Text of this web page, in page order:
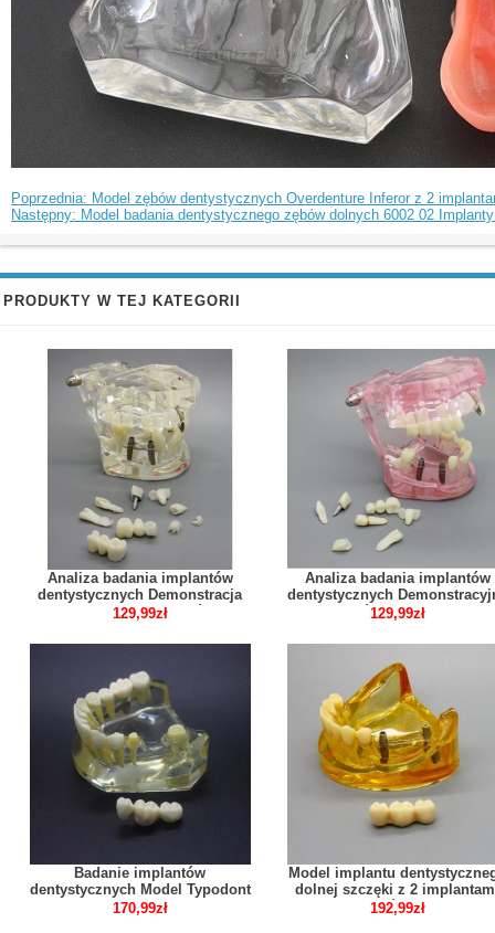
Poprzednia: Model zębów dentystycznych Overdenture Inferor z 2
Następny: Model badania dentystycznego zębów dolnych 6002 02
PRODUKTY W TEJ KATEGORII
Analiza badania implantów
dentystycznych Demonstracja
modelu choroby zębów z
129,99zł
Analiza badania implantów
dentystycznych
model zębów z odbudową
129,99zł
Badanie implantów
dentystycznych Model Typodont
Most korony dolnej szczęki 2010
170,99zł
Model implantu
dolnej szczęki z 2
mostów 2011
192,99zł